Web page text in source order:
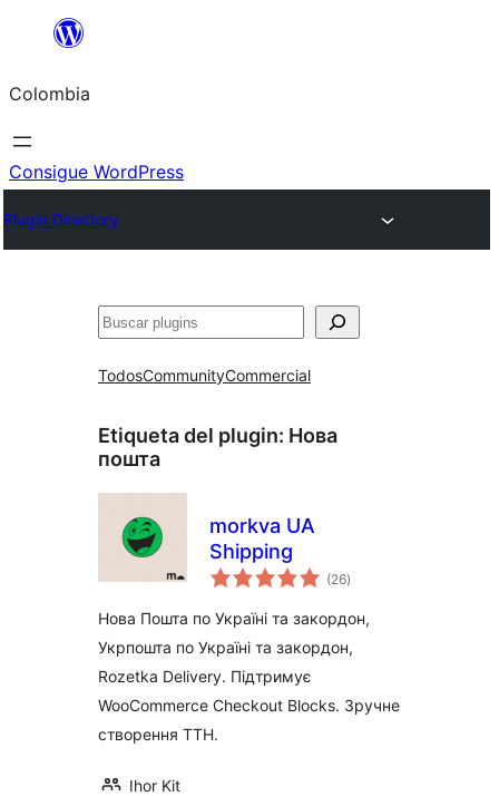
Saltar
contenido
Colombia
Consigue WordPress
Plugin Directory
Buscar
TodosCommunityCommercial
Etiqueta del plugin: Нова
пошта
morkva UA
Shipping
(26total
de
)
Нова Пошта по Україні та закордон,
Укрпошта по Україні та закордон,
Rozetka Delivery. Підтримує
WooCommerce Checkout Blocks. Зручне
створення ТТН.
Ihor Kit